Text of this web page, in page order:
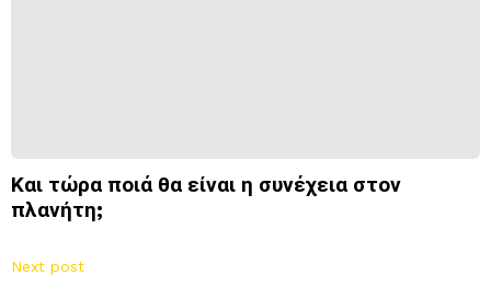
Και τώρα ποιά θα είναι η συνέχεια στον
πλανήτη;
Next post